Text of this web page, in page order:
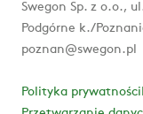
Swegon Sp. z o.o.,
Podgórne k./
poznan@swegon.pl
Polityka prywatności